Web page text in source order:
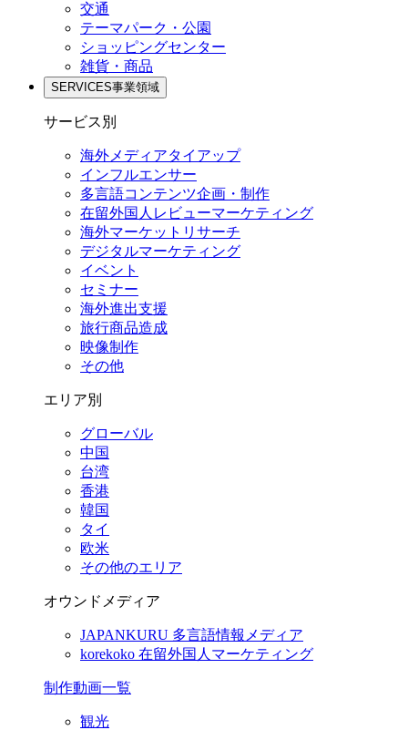
交通
テーマパーク・公園
ショッピングセンター
雑貨・商品
SERVICES事業領域
サービス別
海外メディアタイアップ
インフルエンサー
多言語コンテンツ企画・制作
在留外国⼈レビューマーケティング
海外マーケットリサーチ
デジタルマーケティング
イベント
セミナー
海外進出支援
旅行商品造成
映像制作
その他
エリア別
グローバル
中国
台湾
香港
韓国
タイ
欧米
その他のエリア
オウンドメディア
JAPANKURU 多言語情報メディア
korekoko 在留外国人マーケティング
制作動画一覧
観光